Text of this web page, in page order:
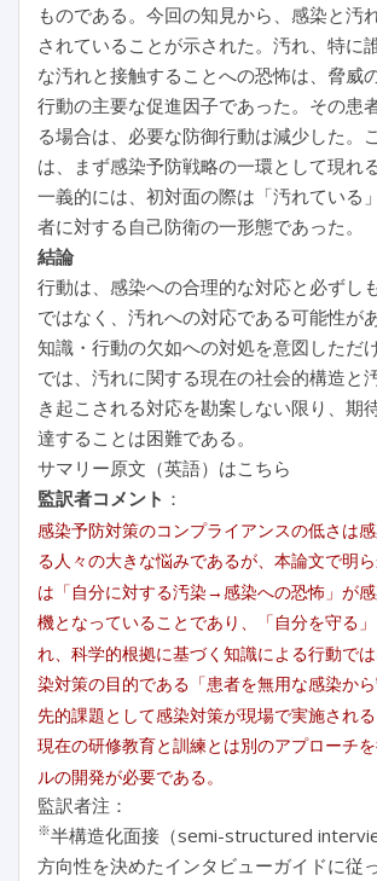
ものである。今回の知見から、感染と汚
されていることが示された。汚れ、特に
な汚れと接触することへの恐怖は、脅威
行動の主要な促進因子であった。その患
る場合は、必要な防御行動は減少した。
は、まず感染予防戦略の一環として現れ
一義的には、初対面の際は「汚れている
者に対する自己防衛の一形態であった。
結論
行動は、感染への合理的な対応と必ずし
ではなく、汚れへの対応である可能性が
知識・行動の欠如への対処を意図しただ
では、汚れに関する現在の社会的構造と
き起こされる対応を勘案しない限り、期
達することは困難である。
サマリー原文（英語）はこちら
監訳者コメント ：
感染予防対策のコンプライアンスの低さは
る人々の大きな悩みであるが、本論文で明
は「自分に対する汚染→感染への恐怖」が
機となっていることであり、「自分を守る
れ、科学的根拠に基づく知識による行動で
染対策の目的である「患者を無用な感染か
先的課題として感染対策が現場で実施される
現在の研修教育と訓練とは別のアプローチ
ルの開発が必要である。
監訳者注：
※半構造化面接（semi-structured
方向性を決めたインタビューガイドに従